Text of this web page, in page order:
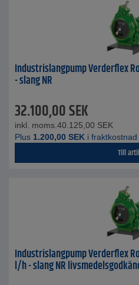
Industrislangpump Verderflex
- slang NR
32.100,00SEK
inkl. moms. 40.125,00 SEK
Plus 1.200,00 SEK i fraktkostnad
Till
Industrislangpump Verderflex
l/h - slang NR